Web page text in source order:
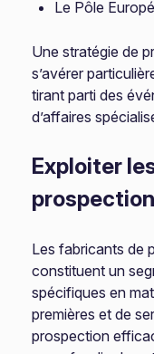
Le Pôle
Une stratégie de
s’avérer
tirant parti des
d’affaires
Exploiter
prospection
Les fabricants de
constituent un
spécifiques en
premières et de
prospection